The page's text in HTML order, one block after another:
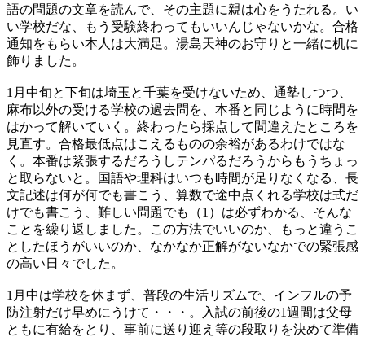
語の問題の文章を読んで、その主題に親は心をうたれる。い
い学校だな、もう受験終わってもいいんじゃないかな。合格
通知をもらい本人は大満足。湯島天神のお守りと一緒に机に
飾りました。
1月中旬と下旬は埼玉と千葉を受けないため、通塾しつつ、
麻布以外の受ける学校の過去問を、本番と同じように時間を
はかって解いていく。終わったら採点して間違えたところを
見直す。合格最低点はこえるものの余裕があるわけではな
く。本番は緊張するだろうしテンパるだろうからもうちょっ
と取らないと。国語や理科はいつも時間が足りなくなる、長
文記述は何が何でも書こう、算数で途中点くれる学校は式だ
けでも書こう、難しい問題でも（1）は必ずわかる、そんな
ことを繰り返しました。この方法でいいのか、もっと違うこ
としたほうがいいのか、なかなか正解がないなかでの緊張感
の高い日々でした。
1月中は学校を休まず、普段の生活リズムで、インフルの予
防注射だけ早めにうけて・・・。入試の前後の1週間は父母
ともに有給をとり、事前に送り迎え等の段取りを決めて準備